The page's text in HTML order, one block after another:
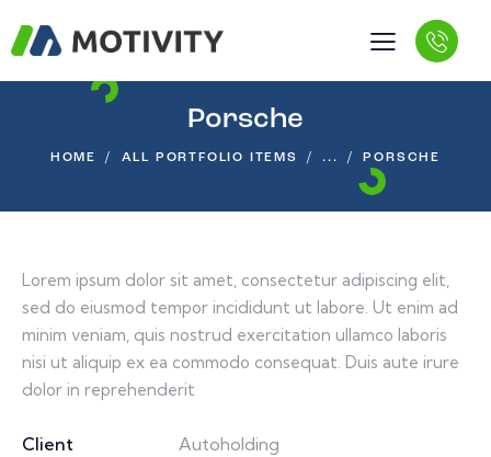
Porsche
HOME ALL PORTFOLIO ITEMS ... PORSCHE
Lorem ipsum dolor sit amet, consectetur adipiscing elit,
sed do eiusmod tempor incididunt ut labore. Ut enim ad
minim veniam, quis nostrud exercitation ullamco laboris
nisi ut aliquip ex ea commodo consequat. Duis aute irure
dolor in reprehenderit
Client
Autoholding